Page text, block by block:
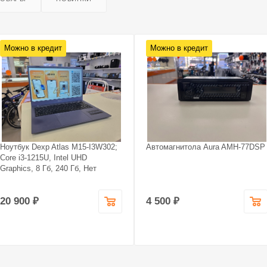
Можно в кредит
Ноутбук Dexp Atlas M15-I3W302;
Core i3-1215U, Intel UHD
Graphics, 8 Гб, 240 Гб, Нет
20 900 ₽
Можно в кредит
Автомагнитола Aura AMH-77DSP
4 500 ₽